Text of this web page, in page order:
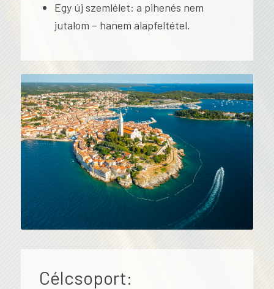
Egy új szemlélet: a pihenés nem
jutalom – hanem alapfeltétel.
Célcsoport: